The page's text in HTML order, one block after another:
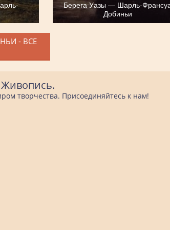
Берега Уазы — Шарль-
Добиньи
- ВСЕ
Живопись.
творчества. Присоединяйтесь к нам!